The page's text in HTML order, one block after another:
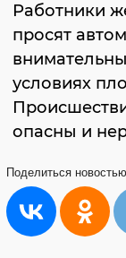
Работники
просят
условиях
опасны и
Поделиться